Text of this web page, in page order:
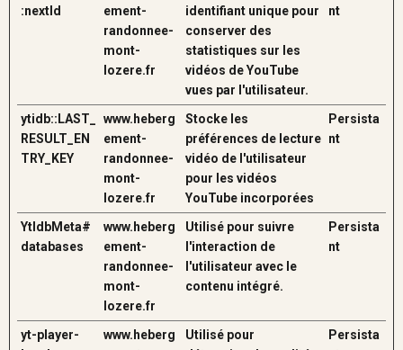
:nextId
ement-
randonnee-
mont-
lozere.fr
identifiant unique pour
conserver des
statistiques sur les
vidéos de YouTube
vues par l'utilisateur.
nt
ytidb::LAST_
RESULT_EN
TRY_KEY
www.heberg
ement-
randonnee-
mont-
lozere.fr
Stocke les
préférences de lecture
vidéo de l'utilisateur
pour les vidéos
YouTube incorporées
Persista
nt
YtIdbMeta#
databases
www.heberg
ement-
randonnee-
mont-
lozere.fr
Utilisé pour suivre
l'interaction de
l'utilisateur avec le
contenu intégré.
Persista
nt
yt-player-
www.heberg
Utilisé pour
Persista